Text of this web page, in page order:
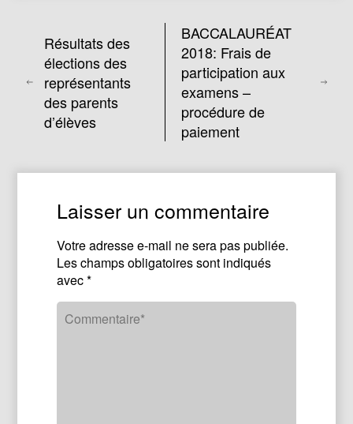
Résultats des
élections des
représentants
des parents
d’élèves
BACCALAURÉAT
2018: Frais de
participation aux
examens –
procédure de
paiement
Laisser un commentaire
Votre adresse e-mail ne sera pas publiée.
Les champs obligatoires sont indiqués
avec*